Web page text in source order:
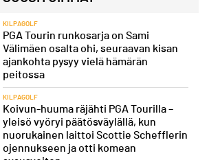
KILPAGOLF
PGA Tourin runkosarja on Sami
Välimäen osalta ohi, seuraavan kisan
ajankohta pysyy vielä hämärän
peitossa
KILPAGOLF
Koivun-huuma räjähti PGA Tourilla –
yleisö vyöryi päätösväylällä, kun
nuorukainen laittoi Scottie Schefflerin
ojennukseen ja otti komean